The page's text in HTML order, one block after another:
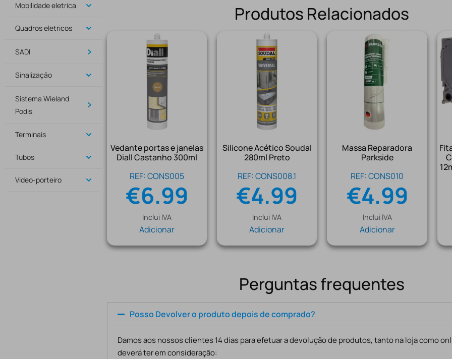
Mobilidade eletrica
Quadros eletricos
SADI
Sinalização
Sistema Wieland
Podis
Terminais
Tubos
Video-porteiro
Produtos Relacionados
Vedante portas e janelas
Diall Castanho 300ml
REF: CONS005
€6.99
Inclui IVA
Adicionar
Silicone Acético Soudal
280ml Preto
REF: CONS008.1
€4.99
Inclui IVA
Adicionar
Massa Reparadora
Parkside
REF: CONS010
€4.99
Inclui IVA
Adicionar
Perguntas frequentes
Posso Devolver o produto depois de comprado?
Damos aos nossos clientes 14 dias para efetuar a devolução de produtos, tanto na loja como
deverá ter em consideração: